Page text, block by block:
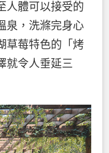
人體可以接受的
泉，洗滌完身心
草莓特色的「烤
就令人垂延三